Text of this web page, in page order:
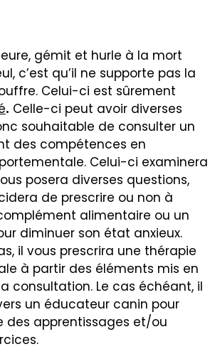
gémit et hurle à la mort
c’est qu’il ne supporte pas la
Celui-ci est sûrement
. Celle-ci peut avoir diverses
souhaitable de consulter un
des compétences en
Celui-ci examinera
posera diverses questions,
de prescrire ou non à
alimentaire ou un
diminuer son état anxieux.
il vous prescrira une thérapie
à partir des éléments mis en
consultation. Le cas échéant, il
un éducateur canin pour
des apprentissages et/ou